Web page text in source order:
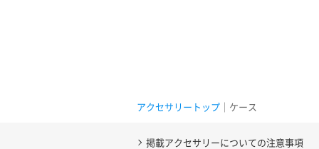
アクセサリートップ ｜ケース
掲載アクセサリーについての注意事項